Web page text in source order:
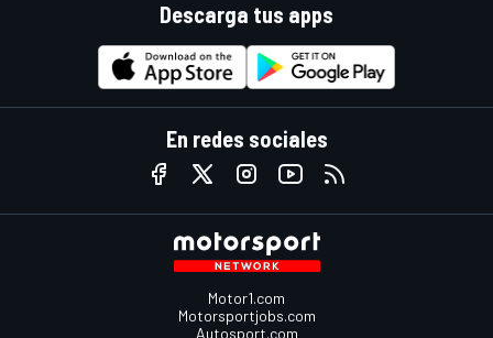
Descarga tus apps
En redes sociales
Motor1.com
Motorsportjobs.com
Autosport.com